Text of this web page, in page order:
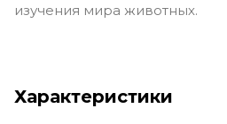
изучения мира животных.
Характеристики